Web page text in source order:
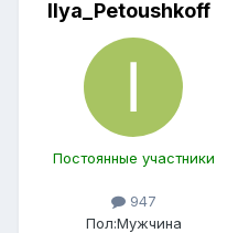
Ilya_Petoushkoff
Постоянные участники
947
Пол:Мужчина